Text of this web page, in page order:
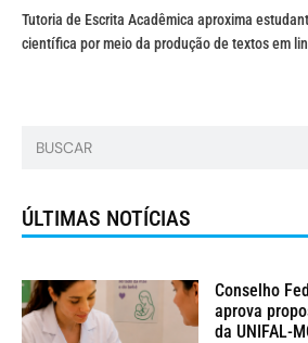
Tutoria de Escrita Acadêmica aproxima
científica por meio da produção de textos em
ÚLTIMAS NOTÍCIAS
Conselho
aprova
da UNIFAL-